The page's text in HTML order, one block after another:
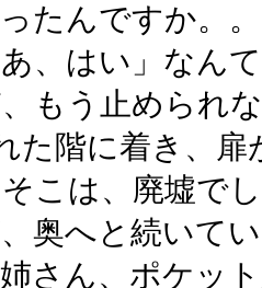
ったんですか。
、はい」なん
もう止められ
た階に着き、
こは、廃墟で
奥へと続いて
さん、ポケッ